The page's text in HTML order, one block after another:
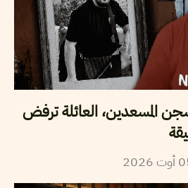
المسعدين، العائلة ترفض
أوت2026